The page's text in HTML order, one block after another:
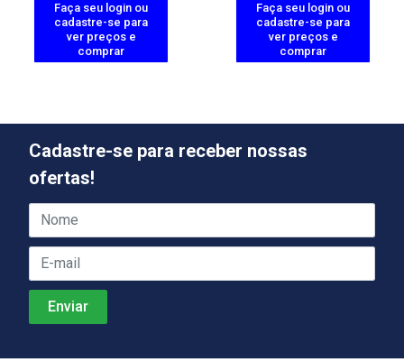
Faça seu login ou
cadastre-se para
ver preços e
comprar
Faça seu login ou
cadastre-se para
ver preços e
comprar
Cadastre-se para receber nossas
ofertas!